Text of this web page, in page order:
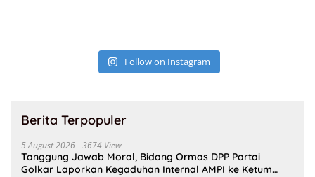
Follow on Instagram
Berita Terpopuler
5 August 2026 3674 View
Tanggung Jawab Moral, Bidang Ormas DPP Partai
Golkar Laporkan Kegaduhan Internal AMPI ke Ketum